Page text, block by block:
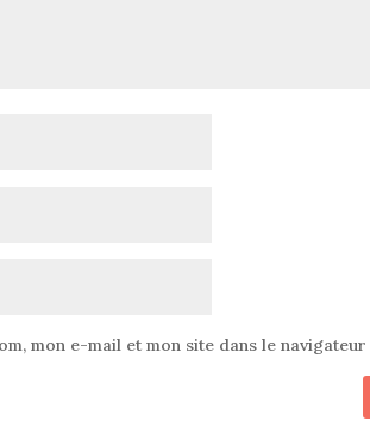
mon e-mail et mon site dans le